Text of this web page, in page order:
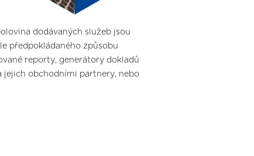
dodávaných služeb jsou
předpokládaného způsobu
reporty, generátory dokladů
jejich obchodními partnery, nebo